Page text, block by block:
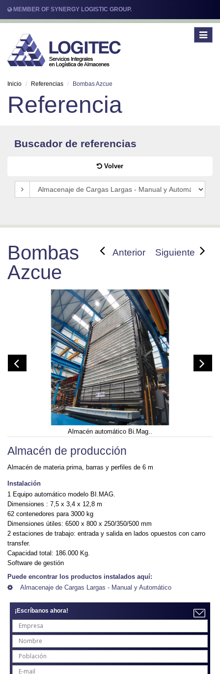
MEMBER OF SYNERGY LOGISTIC GROUP.
Toggle
Inicio Referencias Bombas Azcue
Referencia
Buscador de referencias
Volver
Anterior Siguiente
Bombas
Azcue
Almacén automático Bi.Mag..
Almacén de producción
Almacén de materia prima, barras y perfiles de 6 m
Instalación
1 Equipo automático modelo BI.MAG.
Dimensiones : 7,5 x 3,4 x 12,8 m
62 contenedores para 3000 kg
Dimensiones útiles: 6500 x 800 x 250/350/500 mm
2 estaciones de trabajo: entrada y salida en lados opuestos con carro
transfer.
Capacidad total: 186.000 Kg.
Software de gestión
Puede encontrar los productos instalados aquí:
Almacenaje de Cargas Largas - Manual y Automático
¡Escríbanos ahora!